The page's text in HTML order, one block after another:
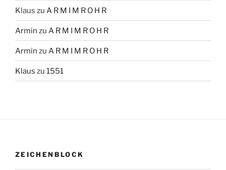
Klaus zu A R M I M R O H R
Armin zu A R M I M R O H R
Armin zu A R M I M R O H R
Klaus zu 1551
ZEICHENBLOCK